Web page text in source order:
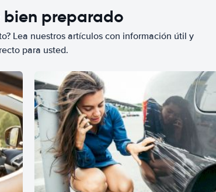
bien preparado
Lea nuestros artículos con información útil y
para usted.